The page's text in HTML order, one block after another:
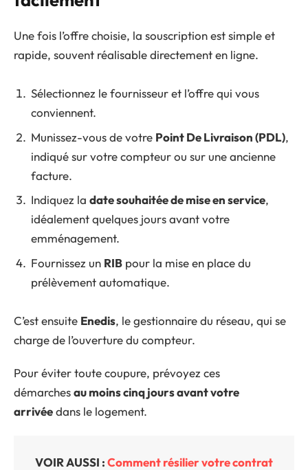
Une fois l’offre choisie, la souscription est simple et
rapide, souvent réalisable directement en ligne.
Sélectionnez le fournisseur et l’offre qui vous
conviennent.
Munissez-vous de votre Point De Livraison (PDL),
indiqué sur votre compteur ou sur une ancienne
facture.
Indiquez la date souhaitée de mise en service,
idéalement quelques jours avant votre
emménagement.
Fournissez un RIB pour la mise en place du
prélèvement automatique.
C’est ensuite Enedis, le gestionnaire du réseau, qui se
charge de l’ouverture du compteur.
Pour éviter toute coupure, prévoyez ces
démarchesau moins cinq jours avant votre
arrivéedans le logement.
VOIR AUSSI :Comment résilier votre contrat